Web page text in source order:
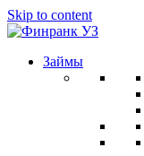
Skip to content
Займы